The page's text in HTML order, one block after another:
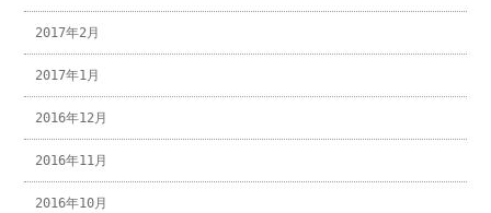
2017年2月
2017年1月
2016年12月
2016年11月
2016年10月